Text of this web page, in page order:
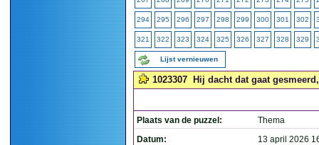
294 295 296 297 298 299 300 301 302
321 322 323 324 325 326 327 328 329
Lijst vernieuwen
1023307 Hij dacht dat gaat
Plaats van de puzzel:
Thema
Datum:
13 april 2026